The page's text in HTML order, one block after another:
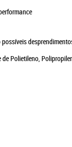
Polietileno,